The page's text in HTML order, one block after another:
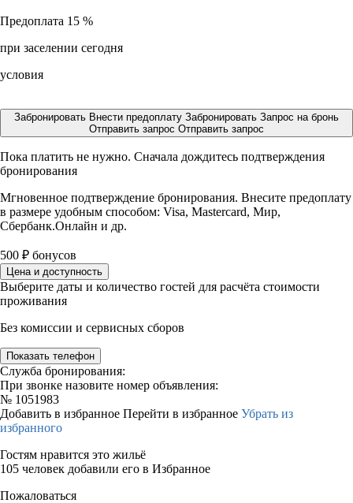
Предоплата 15 %
при заселении сегодня
условия
Забронировать Внести предоплату Забронировать Запрос на бронь
Отправить запрос Отправить запрос
Пока платить не нужно. Сначала дождитесь подтверждения
бронирования
Мгновенное подтверждение бронирования. Внесите предоплату
в размере удобным способом: Visa, Mastercard, Мир,
Сбербанк.Онлайн и др.
500 ₽ бонусов
Цена и доступность
Выберите даты и количество гостей для расчёта стоимости
проживания
Без комиссии и сервисных сборов
Показать телефон
Служба бронирования:
При звонке назовите номер объявления:
№ 1051983
Добавить в избранное Перейти в избранное Убрать из
избранного
Гостям нравится это жильё
105 человек добавили его в Избранное
Пожаловаться